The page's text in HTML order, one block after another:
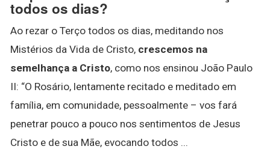
todos os dias?
Ao rezar o Terço todos os dias, meditando nos
Mistérios da Vida de Cristo, crescemos na
semelhança a Cristo, como nos ensinou João Paulo
II: “O Rosário, lentamente recitado e meditado em
família, em comunidade, pessoalmente – vos fará
penetrar pouco a pouco nos sentimentos de Jesus
Cristo e de sua Mãe, evocando todos ...